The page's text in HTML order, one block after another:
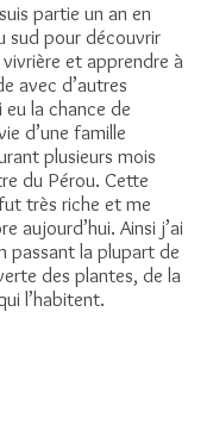
partie un an en
sud pour découvrir
vivrière et apprendre à
avec d’autres
eu la chance de
d’une famille
plusieurs mois
du Pérou. Cette
très riche et me
aujourd’hui. Ainsi j’ai
passant la plupart de
des plantes, de la
l’habitent.